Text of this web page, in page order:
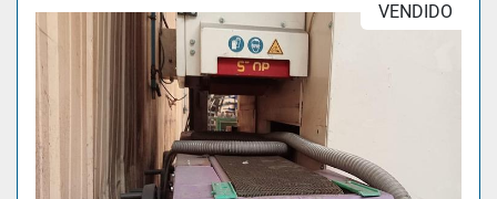
VENDIDO